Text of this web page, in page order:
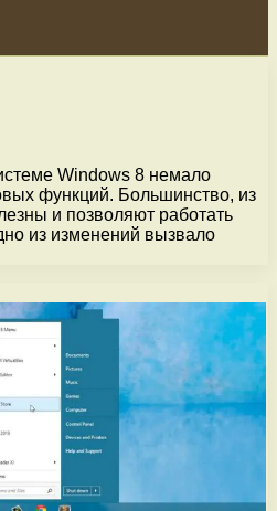
Windows 8 немало
функций. Большинство, из
и позволяют работать
из изменений вызвало